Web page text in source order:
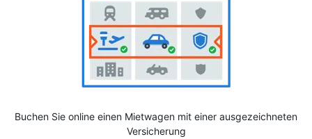
Buchen Sie online einen Mietwagen mit einer ausgezeichneten
Versicherung